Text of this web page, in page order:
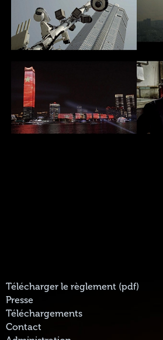
Télécharger le règlement (pdf)
Presse
Téléchargements
Contact